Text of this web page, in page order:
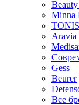
Minna
TONIS
Aravia
Gess
Beurer
Все